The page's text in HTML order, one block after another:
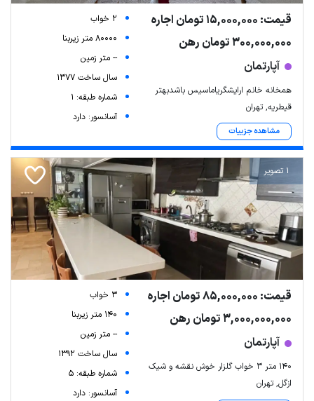
قیمت: 15,000,000 تومان اجاره
300,000,000 تومان رهن
آپارتمان
همخانه خانم ارایشگریاماسیس باشدبهتر
قیطریه, تهران
مشاهده جزییات
2 خواب
80000 متر زیربنا
-- متر زمین
سال ساخت 1377
شماره طبقه: 1
آسانسور: دارد
1 تصویر
قیمت: 85,000,000 تومان اجاره
3,000,000,000 تومان رهن
آپارتمان
۱۴۰ متر ۳ خواب گلزار خوش نقشه و شیک
ازگل, تهران
3 خواب
140 متر زیربنا
-- متر زمین
سال ساخت 1392
شماره طبقه: 5
آسانسور: دارد